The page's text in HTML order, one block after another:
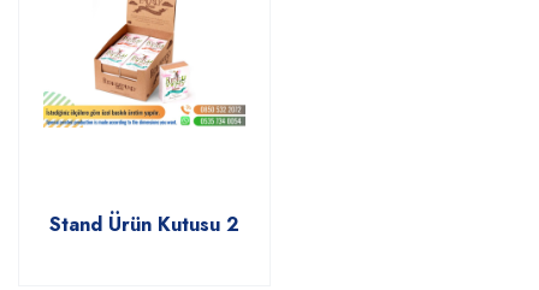
Stand Ürün Kutusu 2